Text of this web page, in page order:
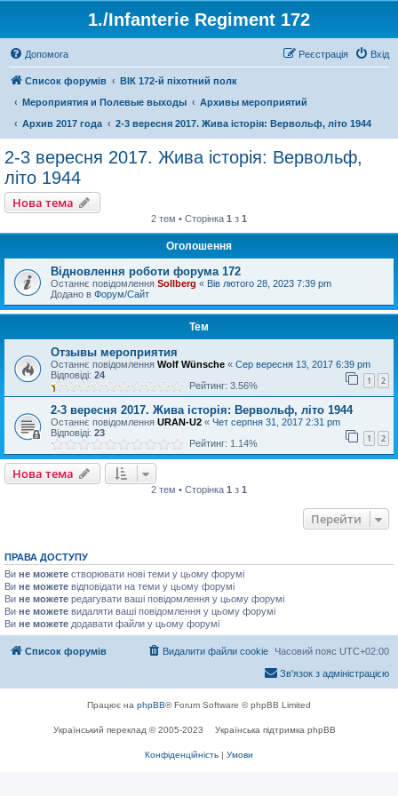
1./Infanterie Regiment 172
Допомога Вхід
Реєстрація
Список форумів
ВІК 172-й піхотний полк
Мероприятия и Полевые выходы
Архивы мероприятий
Архив 2017 года
2-3 вересня 2017. Жива історія: Вервольф, літо 1944
2-3 вересня 2017. Жива історія: Вервольф,
літо 1944
Нова тема
2 тем • Сторінка 1 з 1
Оголошення
Відновлення роботи форума 172
Останнє повідомлення Sollberg « Вів лютого 28, 2023 7:39 pm
Додано в Форум/Сайт
Тем
Отзывы мероприятия
Останнє повідомлення Wolf Wünsche « Сер вересня 13, 2017 6:39 pm
Відповіді: 24 1 2
Рейтинг: 3.56%
2-3 вересня 2017. Жива історія: Вервольф, літо 1944
Останнє повідомлення URAN-U2 « Чет серпня 31, 2017 2:31 pm
Відповіді: 23 1 2
Рейтинг: 1.14%
Нова тема
2 тем • Сторінка 1 з 1
Перейти
ПРАВА ДОСТУПУ
Ви не можете створювати нові теми у цьому форумі
Ви не можете відповідати на теми у цьому форумі
Ви не можете редагувати ваші повідомлення у цьому форумі
Ви не можете видаляти ваші повідомлення у цьому форумі
Ви не можете додавати файли у цьому форумі
Список форумів Часовий пояс UTC+02:00
Видалити файли cookie
Зв'язок з адміністрацією
Працює на phpBB® Forum Software © phpBB Limited
Український переклад © 2005-2023 Українська підтримка phpBB
Конфіденційність | Умови